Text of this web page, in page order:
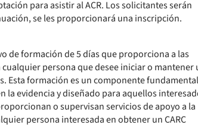
para asistir al ACR. Los solicitantes serán
se les proporcionará una inscripción.
de formación de 5 días que proporciona a las
persona que desee iniciar o mantener
Esta formación es un componente fundamental
la evidencia y diseñado para aquellos
o supervisan servicios de apoyo a la
persona interesada en obtener un CARC